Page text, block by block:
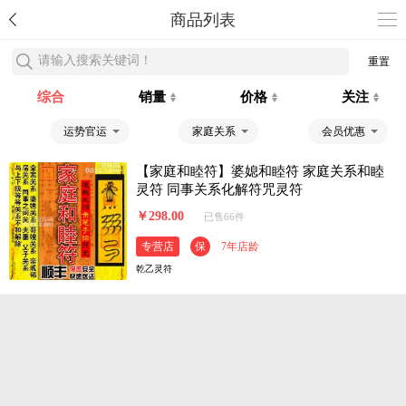
商品列表
请输入搜索关键词！ 重置
综合 销量 价格 关注
运势官运 家庭关系 会员优惠
【家庭和睦符】婆媳和睦符 家庭关系和睦
灵符 同事关系化解符咒灵符
￥298.00 已售66件
专营店 保 7年店龄
乾乙灵符